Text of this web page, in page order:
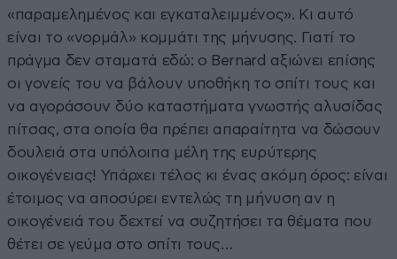
«παραμελημένος και εγκαταλειμμένος». Κι αυτό
είναι το «νορμάλ» κομμάτι της μήνυσης. Γιατί το
πράγμα δεν σταματά εδώ: ο Bernard αξιώνει επίσης
οι γονείς του να βάλουν υποθήκη το σπίτι τους και
να αγοράσουν δύο καταστήματα γνωστής αλυσίδας
πίτσας, στα οποία θα πρέπει απαραίτητα να δώσουν
δουλειά στα υπόλοιπα μέλη της ευρύτερης
οικογένειας! Υπάρχει τέλος κι ένας ακόμη όρος: είναι
έτοιμος να αποσύρει εντελώς τη μήνυση αν η
οικογένειά του δεχτεί να συζητήσει τα θέματα που
θέτει σε γεύμα στο σπίτι τους…